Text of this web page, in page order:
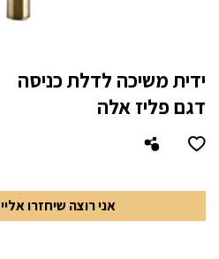
ידית משיכה לדלת כניסה
דגם פליז אלה
אני רוצה שיחזרו אליי